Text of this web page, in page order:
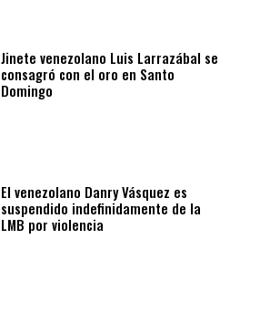
Jinete venezolano Luis Larrazábal se
consagró con el oro en Santo
Domingo
El venezolano Danry Vásquez es
suspendido indefinidamente de la
LMB por violencia